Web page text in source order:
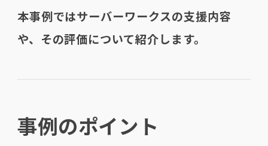
本事例ではサーバーワークスの支援内容
や、その評価について紹介します。
事例のポイント